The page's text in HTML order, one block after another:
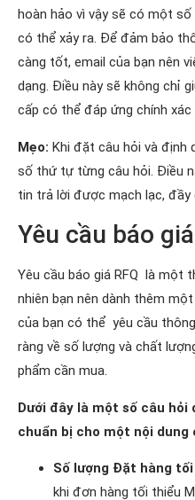
hoàn hảo vì vậy sẽ có một
có thể xảy ra. Để đảm bảo
càng tốt, email của bạn nên
dạng. Điều này sẽ không chỉ
cấp có thể đáp ứng chính xác
Mẹo: Khi đặt câu hỏi và định
số thứ tự từng câu hỏi. Điều
tin trả lời được mạch lạc, đầy
Yêu cầu báo giá
Yêu cầu báo giá RFQ là một
nhiên bạn nên dành thêm
của bạn có thể yêu cầu
ràng về số lượng và chất
phẩm cần mua.
Dưới đây là một số câu
chuẩn bị cho một nội dung
Số lượng Đặt hàng
khi đơn hàng tối thiểu